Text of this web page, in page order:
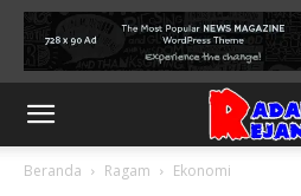
Beranda Ragam Ekonomi